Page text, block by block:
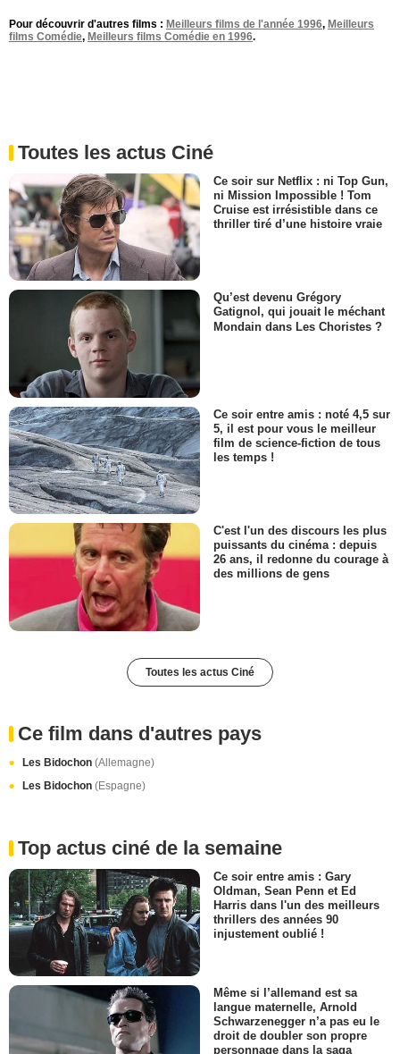
Pour découvrir d'autres films : Meilleurs films de l'année 1996, Meilleurs
films Comédie, Meilleurs films Comédie en 1996.
Toutes les actus Ciné
Ce soir sur Netflix : ni Top Gun,
ni Mission Impossible ! Tom
Cruise est irrésistible dans ce
thriller tiré d’une histoire vraie
Qu’est devenu Grégory
Gatignol, qui jouait le méchant
Mondain dans Les Choristes ?
Ce soir entre amis : noté 4,5 sur
5, il est pour vous le meilleur
film de science-fiction de tous
les temps !
C'est l'un des discours les plus
puissants du cinéma : depuis
26 ans, il redonne du courage à
des millions de gens
Toutes les actus Ciné
Ce film dans d'autres pays
Les Bidochon (Allemagne)
Les Bidochon (Espagne)
Top actus ciné de la semaine
Ce soir entre amis : Gary
Oldman, Sean Penn et Ed
Harris dans l'un des meilleurs
thrillers des années 90
injustement oublié !
Même si l’allemand est sa
langue maternelle, Arnold
Schwarzenegger n’a pas eu le
droit de doubler son propre
personnage dans la saga